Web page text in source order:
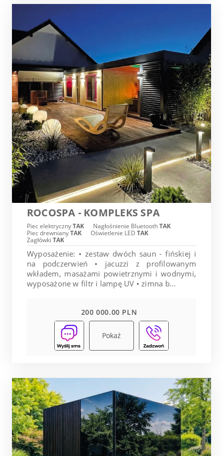
ROCOSPA - KOMPLEKS SPA
Piec elektrycznyTAK Nagłośnienie BluetoothTAK
Piec drewnianyTAK Oświetlenie LED TAK
Zagłówki TAK
Wyposażenie: • zestaw dwóch saun - fińskiej i
na podczerwień • jacuzzi z profilowanym
wkładem, masażami powietrznymi i wodnymi,
wyposażone w filtr i lampę UV • zimna b...
200 000.00 PLN
Pokaż